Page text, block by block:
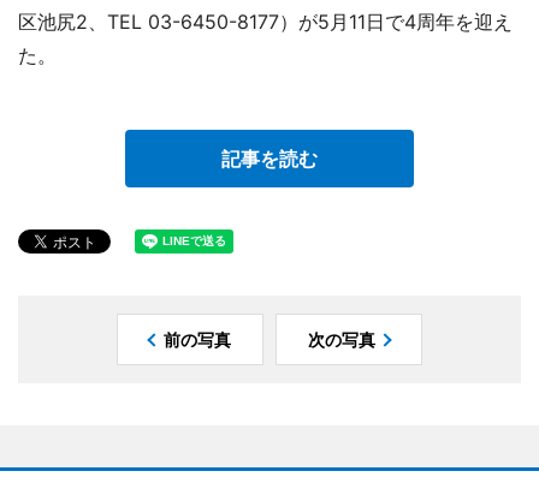
区池尻2、TEL 03-6450-8177）が5月11日で4周年を迎え
た。
記事を読む
前の写真 次の写真